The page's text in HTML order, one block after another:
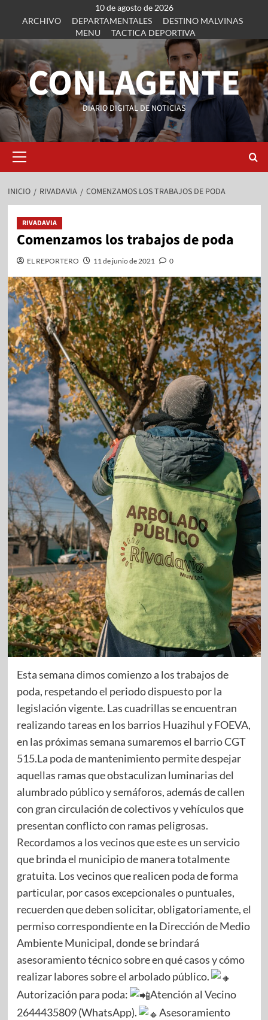
10 de agosto de 2026
ARCHIVO
DEPARTAMENTALES
DESTINO MALVINAS
MENU
TACTICA DEPORTIVA
CONLAGENTE
DIARIO DIGITAL DE NOTICIAS
INICIO RIVADAVIA COMENZAMOS LOS TRABAJOS DE PODA
RIVADAVIA
Comenzamos los trabajos de poda
EL REPORTERO 11 de junio de 2021 0
Esta semana dimos comienzo a los trabajos de
poda, respetando el periodo dispuesto por la
legislación vigente. Las cuadrillas se encuentran
realizando tareas en los barrios Huazihul y FOEVA,
en las próximas semana sumaremos el barrio CGT
515.La poda de mantenimiento permite despejar
aquellas ramas que obstaculizan luminarias del
alumbrado público y semáforos, además de callen
con gran circulación de colectivos y vehículos que
presentan conflicto con ramas peligrosas.
Recordamos a los vecinos que este es un servicio
que brinda el municipio de manera totalmente
gratuita. Los vecinos que realicen poda de forma
particular, por casos excepcionales o puntuales,
recuerden que deben solicitar, obligatoriamente, el
permiso correspondiente en la Dirección de Medio
Ambiente Municipal, donde se brindará
asesoramiento técnico sobre en qué casos y cómo
realizar labores sobre el arbolado público.
Autorización para poda:
Atención al Vecino
2644435809 (WhatsApp).
Asesoramiento